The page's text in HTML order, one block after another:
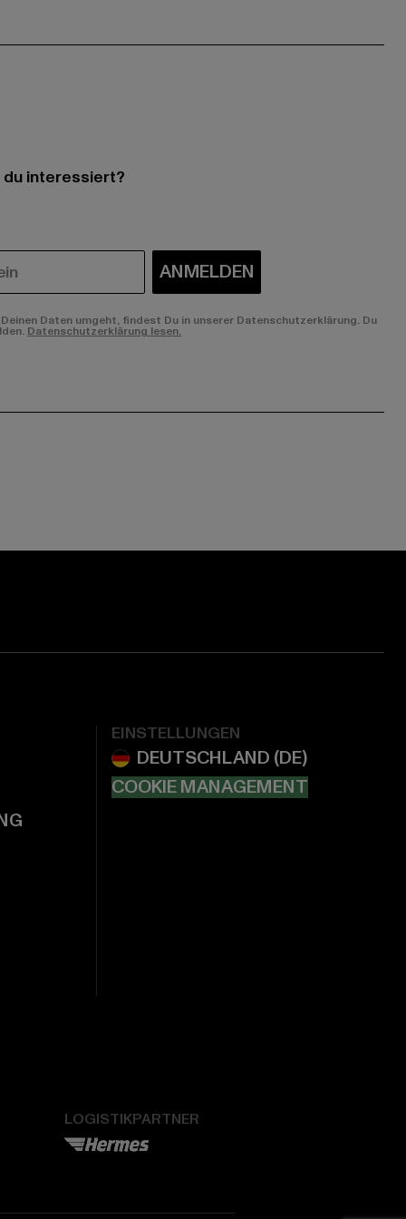
interessiert?
ANMELDEN
Daten umgeht, findest Du in unserer Datenschutzerklärung. Du
Datenschutzerklärung lesen.
EINSTELLUNGEN
COOKIE MANAGEMENT
LOGISTIKPARTNER